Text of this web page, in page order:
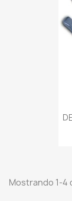
Mostrando 1-4